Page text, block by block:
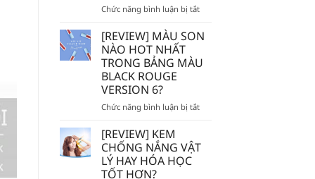
–
ROCHE
–
BIODERMA
TÚI
Chức năng bình luận bị tắtở
SON
ĐỔ
HÔI
GIẢ,
[REVIEW] MÀU SON
NÀO HOT NHẤT
TRONG BẢNG MÀU
BLACK ROUGE
VERSION 6?
Chức năng bình luận bị tắtở
SON
NÀO
[REVIEW] KEM
CHỐNG NẮNG VẬT
LÝ HAY HÓA HỌC
TỐT HƠN?